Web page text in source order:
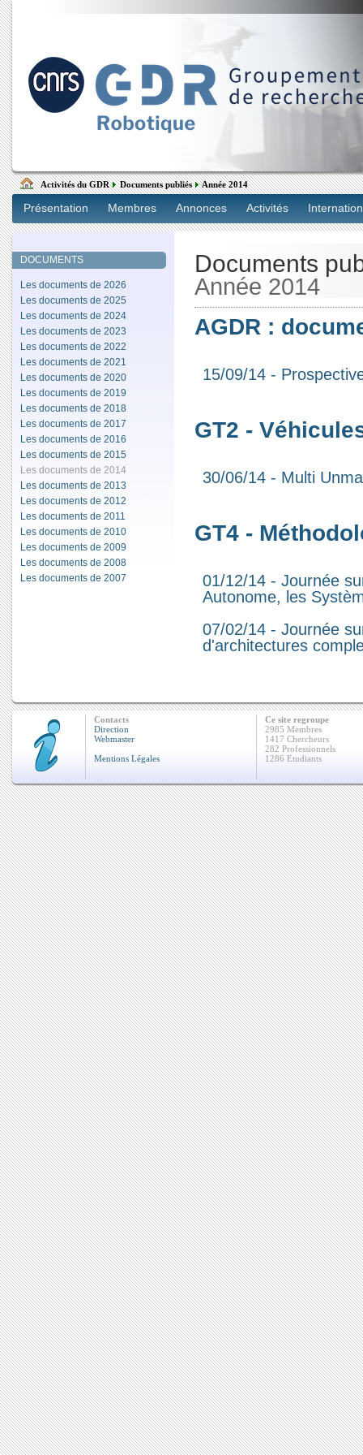
Activités du GDR Documents publiés Année 2014
Présentation Membres Annonces Activités
DOCUMENTS
Les documents de 2026
Les documents de 2025
Les documents de 2024
Les documents de 2023
Les documents de 2022
Les documents de 2021
Les documents de 2020
Les documents de 2019
Les documents de 2018
Les documents de 2017
Les documents de 2016
Les documents de 2015
Les documents de 2014
Les documents de 2013
Les documents de 2012
Les documents de 2011
Les documents de 2010
Les documents de 2009
Les documents de 2008
Les documents de 2007
Documents
Année 2014
AGDR :
15/09/14 -
GT2 -
30/06/14 - Multi
GT4 -
01/12/14 - Journée
Autonome, les
07/02/14 - Journée
d'architectures
Contacts
Direction
Webmaster
Mentions Légales
Ce site regroupe
2985 Membres
1417 Chercheurs
282 Professionnels
1286 Etudiants